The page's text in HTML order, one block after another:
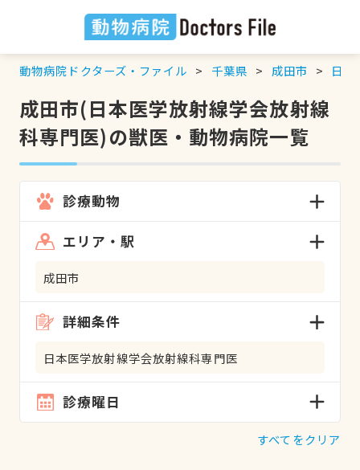
動物病院ドクターズ・ファイル 千葉県 成田市 日本
成田市(日本医学放射線学会放射線
科専門医)の獣医・動物病院一覧
診療動物
エリア・駅
成田市
詳細条件
日本医学放射線学会放射線科専門医
診療曜日
すべてをクリア